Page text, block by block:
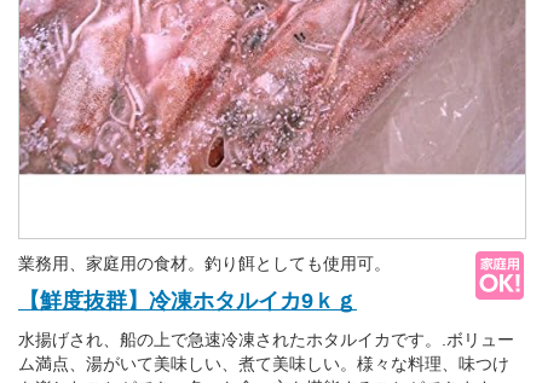
業務用、家庭用の食材。釣り餌としても使用可。
【鮮度抜群】冷凍ホタルイカ9ｋｇ
水揚げされ、船の上で急速冷凍されたホタルイカです。.ボリュー
ム満点、湯がいて美味しい、煮て美味しい。様々な料理、味つけ